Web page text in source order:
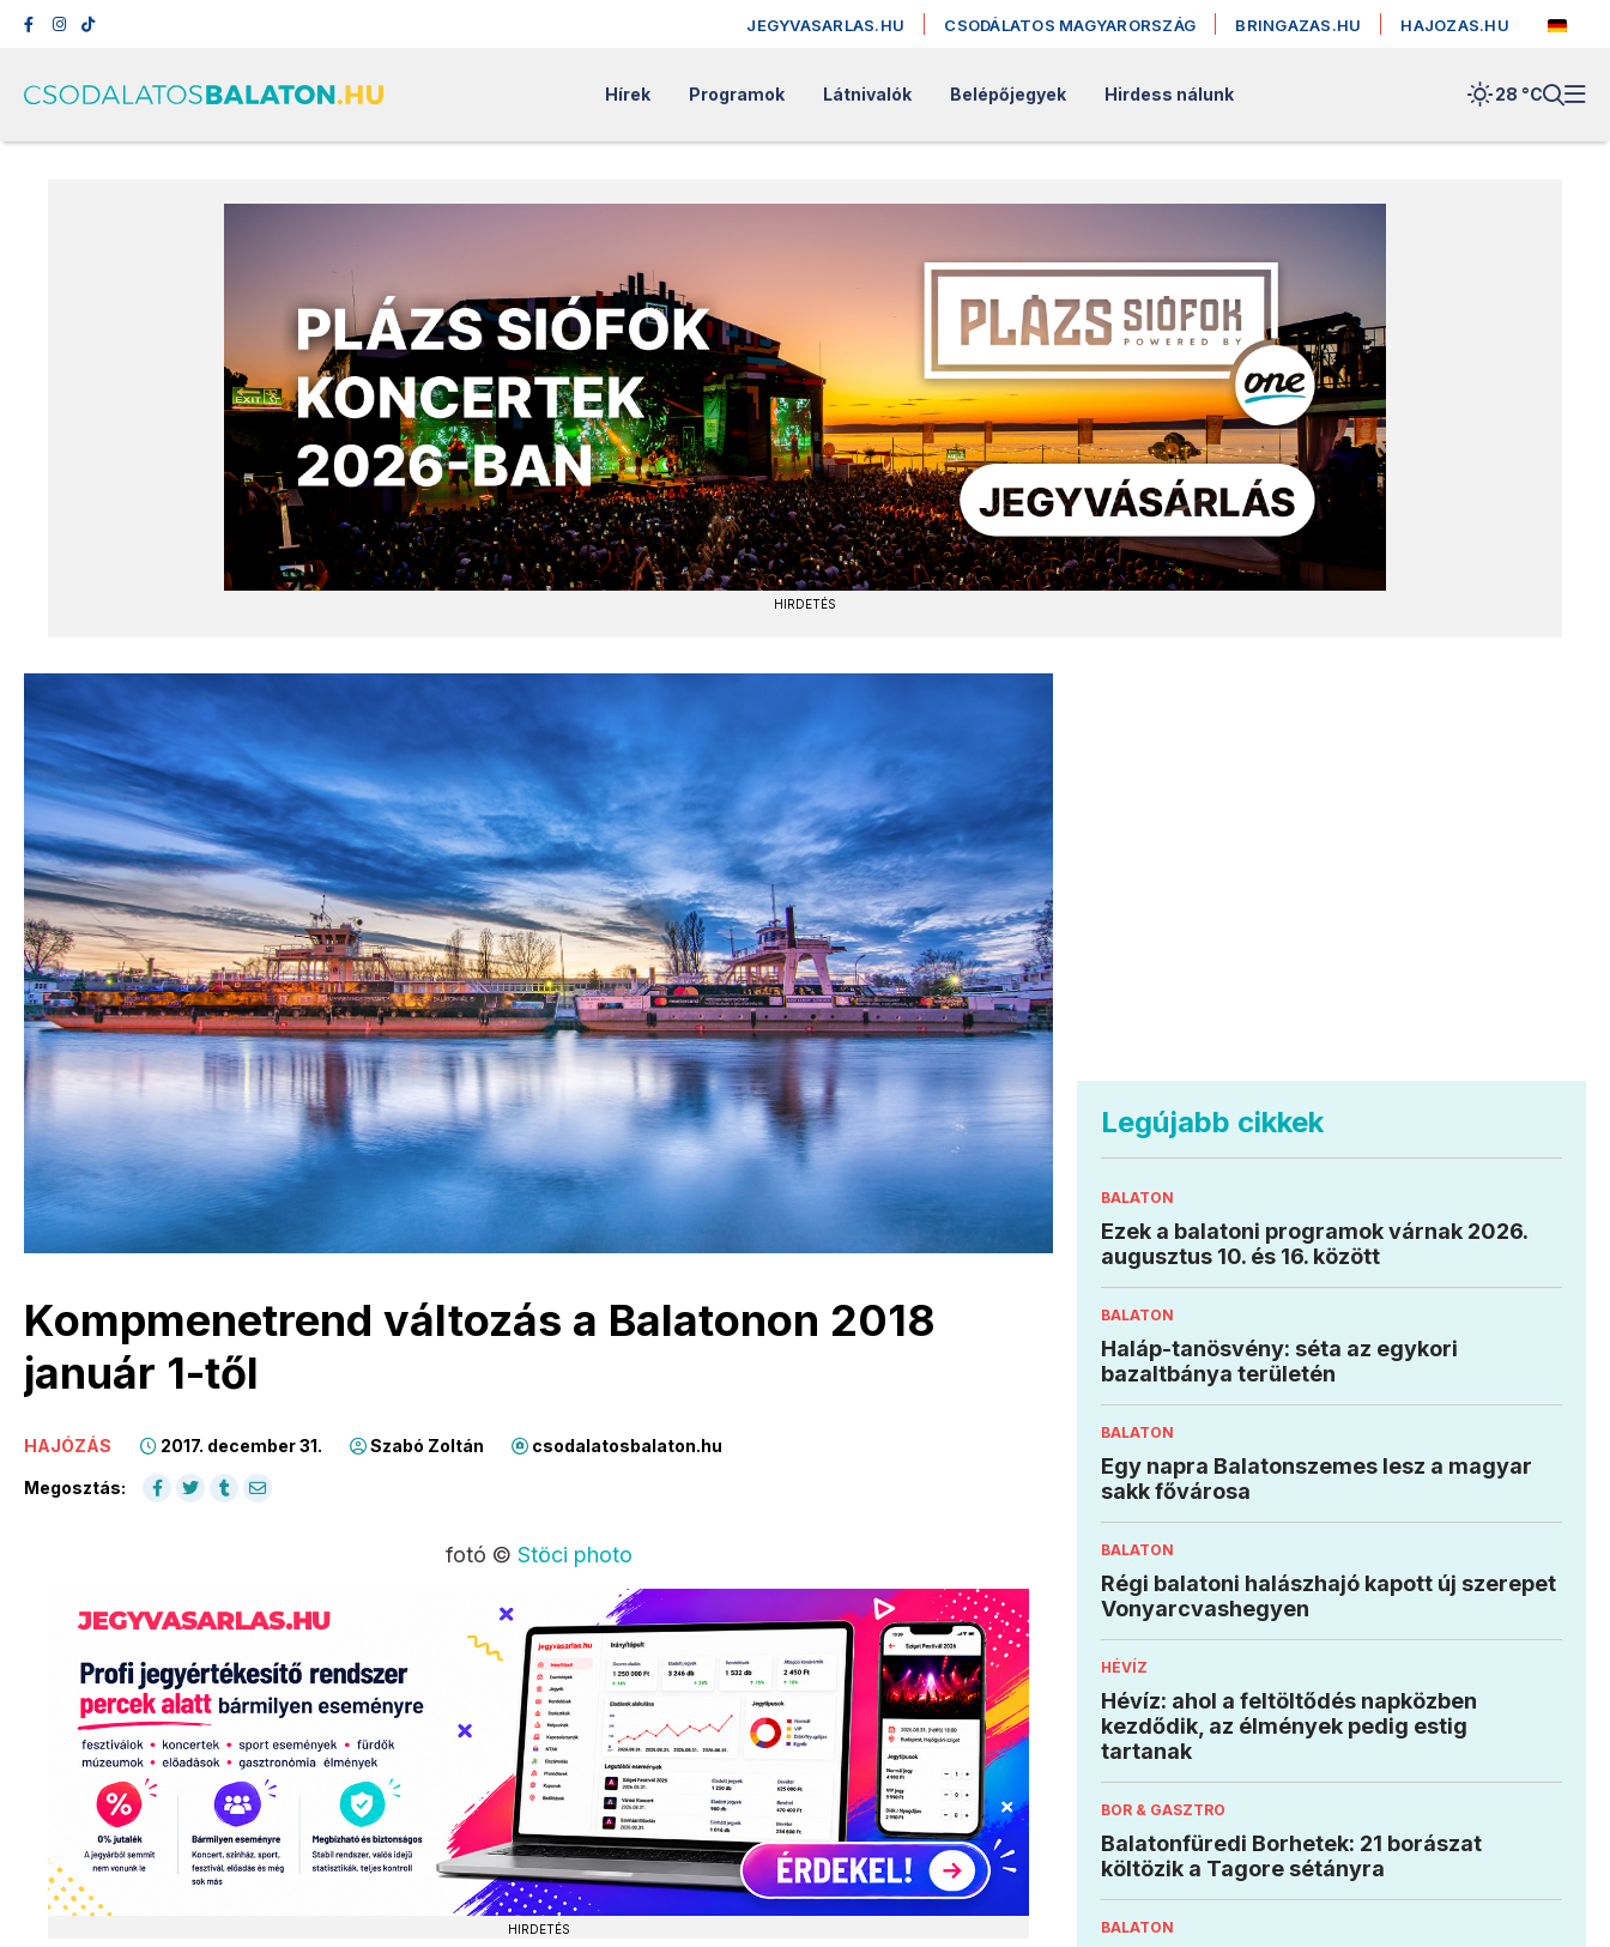
JEGYVASARLAS.HU CSODÁLATOS MAGYARORSZÁG BRINGAZAS.HU HAJOZAS.HU
Hírek Programok Látnivalók Belépőjegyek Hirdess nálunk 28 °C
HIRDETÉS
Kompmenetrend változás a Balatonon 2018
január 1-től
HAJÓZÁS 2017. december 31. Szabó Zoltán csodalatosbalaton.hu
Megosztás:
fotó © Stöci photo
HIRDETÉS
Legújabb cikkek
BALATON
Ezek a balatoni programok várnak 2026.
augusztus 10. és 16. között
BALATON
Haláp-tanösvény: séta az egykori
bazaltbánya területén
BALATON
Egy napra Balatonszemes lesz a magyar
sakk fővárosa
BALATON
Régi balatoni halászhajó kapott új szerepet
Vonyarcvashegyen
HÉVÍZ
Hévíz: ahol a feltöltődés napközben
kezdődik, az élmények pedig estig
tartanak
BOR & GASZTRO
Balatonfüredi Borhetek: 21 borászat
költözik a Tagore sétányra
BALATON